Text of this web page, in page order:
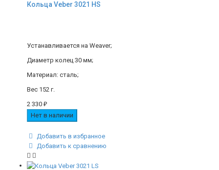
Кольца Veber 3021 HS
Устанавливается на Weaver;
Диаметр колец 30 мм;
Материал: сталь;
Вес 152 г.
2 330 ₽
Нет в наличии
Добавить в избранное
Добавить к сравнению